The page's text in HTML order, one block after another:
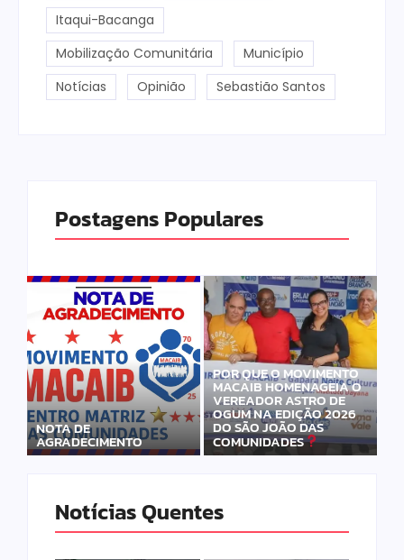
Itaqui-Bacanga
Mobilização Comunitária
Município
Notícias
Opinião Sebastião Santos
Postagens Populares
NOTA DE
AGRADECIMENTO
POR QUE O MOVIMENTO
MACAIB HOMENAGEIA O
VEREADOR ASTRO DE
OGUM NA EDIÇÃO 2026
DO SÃO JOÃO DAS
COMUNIDADES
Notícias Quentes